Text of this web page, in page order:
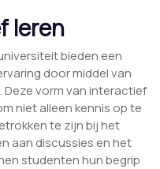
leren
bieden een
door middel van
vorm van interactief
niet alleen kennis op te
te zijn bij het
aan discussies en het
studenten hun begrip